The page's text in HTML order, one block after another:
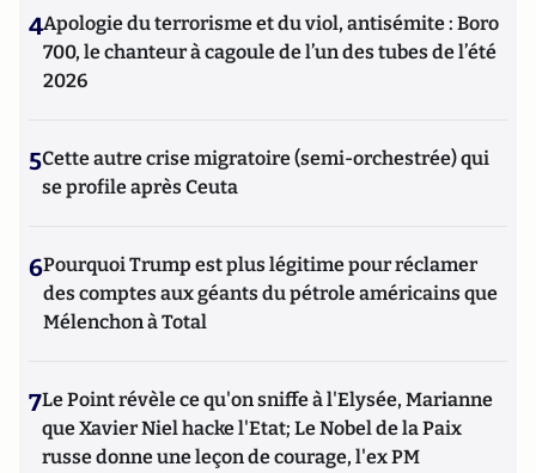
4Apologie du terrorisme et du viol, antisémite : Boro
700, le chanteur à cagoule de l’un des tubes de l’été
2026
5Cette autre crise migratoire (semi-orchestrée) qui
se profile après Ceuta
6Pourquoi Trump est plus légitime pour réclamer
des comptes aux géants du pétrole américains que
Mélenchon à Total
7Le Point révèle ce qu'on sniffe à l'Elysée, Marianne
que Xavier Niel hacke l'Etat; Le Nobel de la Paix
russe donne une leçon de courage, l'ex PM